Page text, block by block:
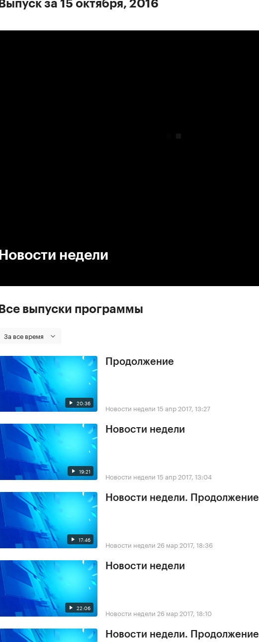
Выпуск за 15 октября, 2016
Новости недели
Все выпуски программы
За все время
20:36
Продолжение
Новости недели 15 апр 2017, 13:27
19:21
Новости недели
Новости недели 15 апр 2017, 13:04
17:46
Новости недели. Продолжение
Новости недели 26 мар 2017, 18:36
22:06
Новости недели
Новости недели 26 мар 2017, 18:10
Новости недели. Продолжение